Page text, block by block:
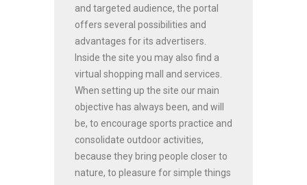
and targeted audience, the portal
offers several possibilities and
advantages for its advertisers.
Inside the site you may also find a
virtual shopping mall and services.
When setting up the site our main
objective has always been, and will
be, to encourage sports practice and
consolidate outdoor activities,
because they bring people closer to
nature, to pleasure for simple things